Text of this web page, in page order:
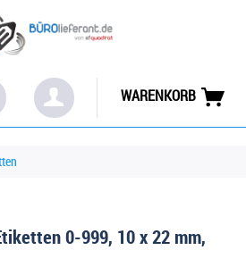
WARENKORB
0-999, 10 x 22 mm,